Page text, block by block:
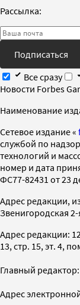
Рассылка:
Подписаться
Все сразу
Новости Forbes
Наименование
Cетевое издание «
службой по
технологий и
номер и дата
ФС77-82431 от 23
Адрес редакции,
Звенигородская 2-
Адрес редакции:
13, стр. 15, эт. 4,
Главный
Адрес